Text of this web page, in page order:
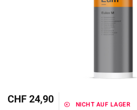
CHF 24,90 NICHT AUF LAGER